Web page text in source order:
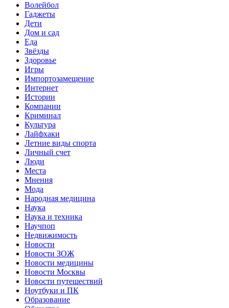
Волейбол
Гаджеты
Дети
Дом и сад
Еда
Звёзды
Здоровье
Игры
Импортозамещение
Интернет
Истории
Компании
Криминал
Культура
Лайфхаки
Летние виды спорта
Личный счет
Люди
Места
Мнения
Мода
Народная медицина
Наука
Наука и техника
Научпоп
Недвижимость
Новости
Новости ЗОЖ
Новости медицины
Новости Москвы
Новости путешествий
Ноутбуки и ПК
Образование